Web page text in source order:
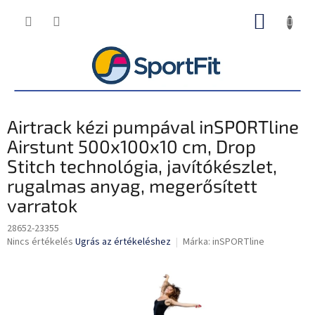
KOSÁR
Airtrack kézi pumpával inSPORTline
Airstunt 500x100x10 cm, Drop
Stitch technológia, javítókészlet,
rugalmas anyag, megerősített
varratok
28652-23355
A
Nincs értékelés Ugrás az értékeléshez Márka: inSPORTline